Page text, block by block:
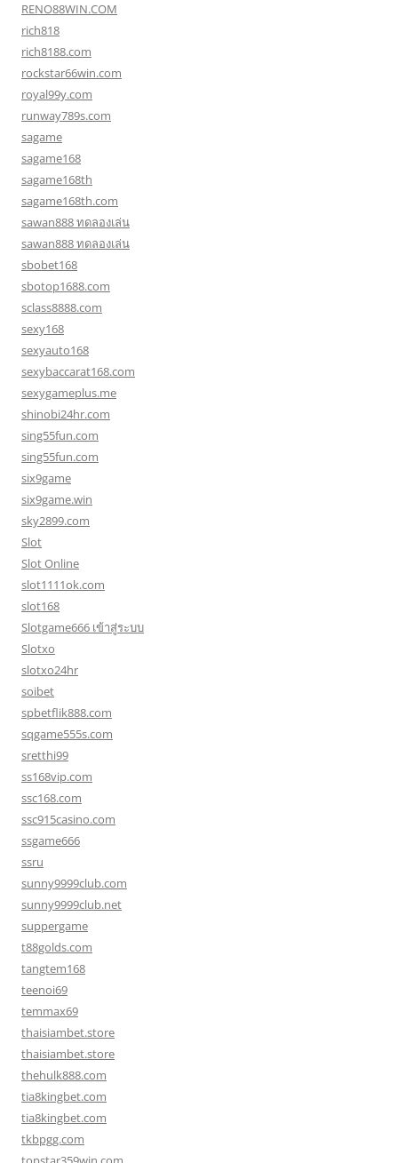
RENO88WIN.COM
rich818
rich8188.com
rockstar66win.com
royal99y.com
runway789s.com
sagame
sagame168
sagame168th
sagame168th.com
sawan888 ทดลองเล่น
sawan888 ทดลองเล่น
sbobet168
sbotop1688.com
sclass8888.com
sexy168
sexyauto168
sexybaccarat168.com
sexygameplus.me
shinobi24hr.com
sing55fun.com
sing55fun.com
six9game
six9game.win
sky2899.com
Slot
Slot Online
slot1111ok.com
slot168
Slotgame666 เข้าสู่ระบบ
Slotxo
slotxo24hr
soibet
spbetflik888.com
sqgame555s.com
sretthi99
ss168vip.com
ssc168.com
ssc915casino.com
ssgame666
ssru
sunny9999club.com
sunny9999club.net
suppergame
t88golds.com
tangtem168
teenoi69
temmax69
thaisiambet.store
thaisiambet.store
thehulk888.com
tia8kingbet.com
tia8kingbet.com
tkbpgg.com